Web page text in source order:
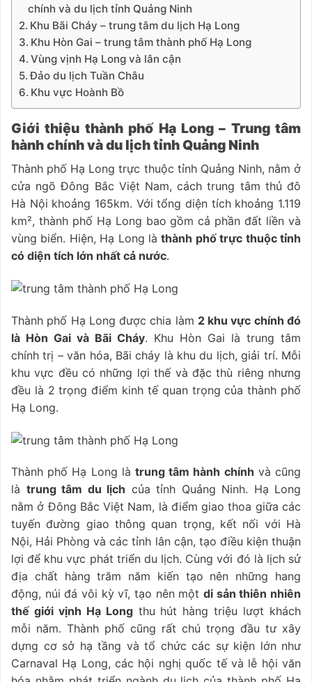
chính và du lịch tỉnh Quảng Ninh
Khu Bãi Cháy – trung tâm du lịch Hạ Long
Khu Hòn Gai – trung tâm thành phố Hạ Long
Vùng vịnh Hạ Long và lân cận
Đảo du lịch Tuần Châu
Khu vực Hoành Bồ
Giới thiệu thành phố Hạ Long – Trung tâm
hành chính và du lịch tỉnh Quảng Ninh
Thành phố Hạ Long trực thuộc tỉnh Quảng Ninh, nằm ở
cửa ngõ Đông Bắc Việt Nam, cách trung tâm thủ đô
Hà Nội khoảng 165km. Với tổng diện tích khoảng 1.119
km², thành phố Hạ Long bao gồm cả phần đất liền và
vùng biển. Hiện, Hạ Long làthành phố trực thuộc tỉnh
có diện tích lớn nhất cả nước.
Thành phố Hạ Long được chia làm 2 khu vực chính đó
là Hòn Gai và Bãi Cháy. Khu Hòn Gai là trung tâm
chính trị – văn hóa, Bãi cháy là khu du lịch, giải trí. Mỗi
khu vực đều có những lợi thế và đặc thù riêng nhưng
đều là 2 trọng điểm kinh tế quan trọng của thành phố
Hạ Long.
Thành phố Hạ Long là trung tâm hành chính và cũng
là trung tâm du lịch của tỉnh Quảng Ninh. Hạ Long
nằm ở Đông Bắc Việt Nam, là điểm giao thoa giữa các
tuyến đường giao thông quan trọng, kết nối với Hà
Nội, Hải Phòng và các tỉnh lân cận, tạo điều kiện thuận
lợi để khu vực phát triển du lịch. Cùng với đó là lịch sử
địa chất hàng trăm năm kiến tạo nên những hang
động, núi đá vôi kỳ vĩ, tạo nên một di sản thiên nhiên
thế giới vịnh Hạ Longthu hút hàng triệu lượt khách
mỗi năm. Thành phố cũng rất chú trọng đầu tư xây
dựng cơ sở hạ tầng và tổ chức các sự kiện lớn như
Carnaval Hạ Long, các hội nghị quốc tế và lễ hội văn